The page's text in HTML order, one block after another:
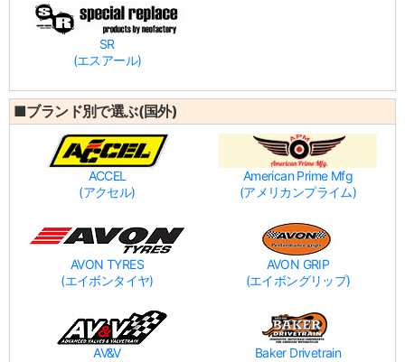
SR
(エスアール)
■ブランド別で選ぶ(国外)
ACCEL
(アクセル)
American Prime Mfg
(アメリカンプライム)
AVON TYRES
(エイボンタイヤ)
AVON GRIP
(エイボングリップ)
AV&V
Baker Drivetrain